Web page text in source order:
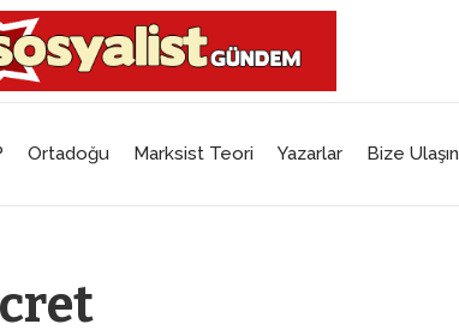
Ortadoğu Marksist Teori Yazarlar Bize Ulaşın